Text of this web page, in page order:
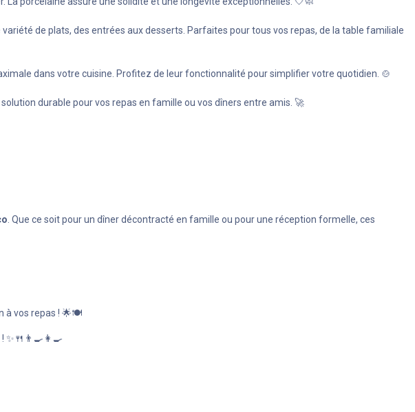
de plats, des entrées aux desserts. Parfaites pour tous vos repas, de la table familiale
dans votre cuisine. Profitez de leur fonctionnalité pour simplifier votre quotidien. 🍲
durable pour vos repas en famille ou vos dîners entre amis. 🚀
. Que ce soit pour un dîner décontracté en famille ou pour une réception formelle, ces
à vos repas ! 🌟🍽️
✨🍴👨‍🍳👩‍🍳